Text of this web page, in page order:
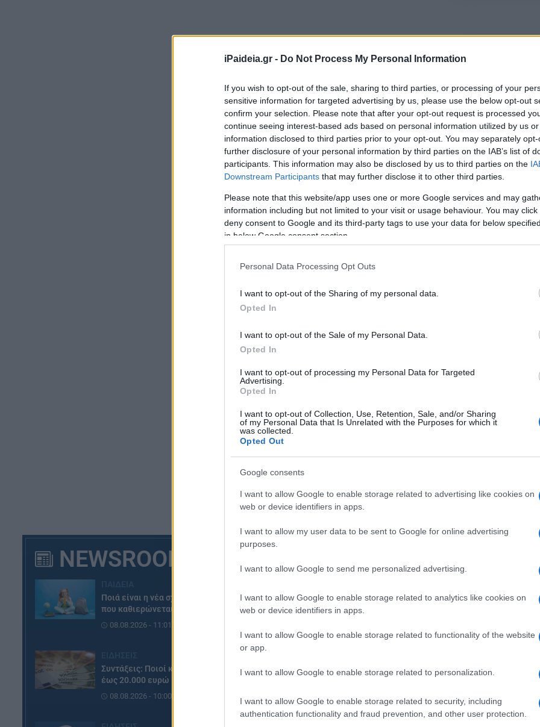
iPaideia.gr - Do Not Process My Personal Information
If you wish to opt-out of the sale, sharing to third parties, or processing of your
sensitive information for targeted advertising by us, please use the below opt-out
confirm your selection. Please note that after your opt-out request is processed
continue seeing interest-based ads based on personal information utilized by us
information disclosed to third parties prior to your opt-out. You may separately
further disclosure of your personal information by third parties on the IAB’s list of
participants. This information may also be disclosed by us to third parties on the
Downstream Participants that may further disclose it to other third parties.
Please note that this website/app uses one or more Google services and may
information including but not limited to your visit or usage behaviour. You may
deny consent to Google and its third-party tags to use your data for below
in below Google consent section.
Personal Data Processing Opt Outs
I want to opt-out of the Sharing of my personal data.
Opted In
I want to opt-out of the Sale of my Personal Data.
Opted In
I want to opt-out of processing my Personal Data for Targeted
Advertising.
Opted In
I want to opt-out of Collection, Use, Retention, Sale, and/or Sharing
of my Personal Data that Is Unrelated with the Purposes for which it
was collected.
Opted Out
Google consents
I want to allow Google to enable storage related to advertising like cookies on
web or device identifiers in apps.
I want to allow my user data to be sent to Google for online advertising
purposes.
I want to allow Google to send me personalized advertising.
I want to allow Google to enable storage related to analytics like cookies on
web or device identifiers in apps.
I want to allow Google to enable storage related to functionality of the website
or app.
I want to allow Google to enable storage related to personalization.
I want to allow Google to enable storage related to security, including
authentication functionality and fraud prevention, and other user protection.
NEWSROOM
Ποιά είναι η νέα σχολική αργία
που καθιερώνεται
08.08.2026 - 11:01
Συντάξεις: Ποιοί κερδίζουν
έως 20.000 ευρώ
08.08.2026 - 10:00
Συντάξεις:
Δημόσιο και
Συντάξεις: Προς
τόσο του
αλλαγές στα
αναφέρει στο
περίπου είναι
σύγκλισης όλων
03/09/2021 -
Συντάξεις:
Συντάξεις: Η
ασφαλισμένοι
εκκρεμείς
αιτήσεις που
Συντάξεις:
σύνταξη πριν
Συντάξεις:
νωρίτερα στη
στη σύνταξη
των 67 με
Συντάξεις
ημερομηνίες
Συντάξεις
συντάξεων του
την Τρίτη 31